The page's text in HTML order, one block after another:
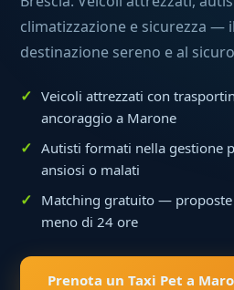
climatizzazione e sicurezza —
destinazione sereno e al
Veicoli attrezzati con
ancoraggio a Marone
Autisti formati nella gestione
ansiosi o malati
Matching gratuito —
meno di 24 ore
Prenota un Taxi Pet a